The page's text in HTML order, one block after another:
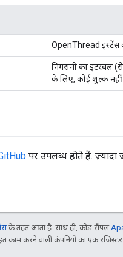
OpenThread इंस्टेंस
निगरानी का इंटरवल
के लिए, कोई शुल्क नहीं
पर उपलब्ध होते हैं. ज़्यादा
के तहत आता है. साथ ही, कोड सैंपल
करने वाली कंपनियों का एक